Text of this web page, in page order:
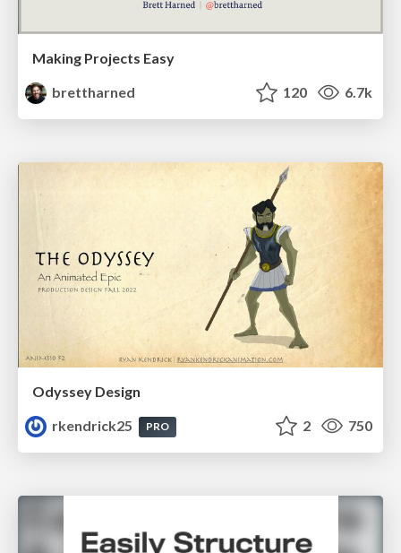
Making Projects Easy
brettharned
120 6.7k
Odyssey Design
rkendrick25
PRO 2 750